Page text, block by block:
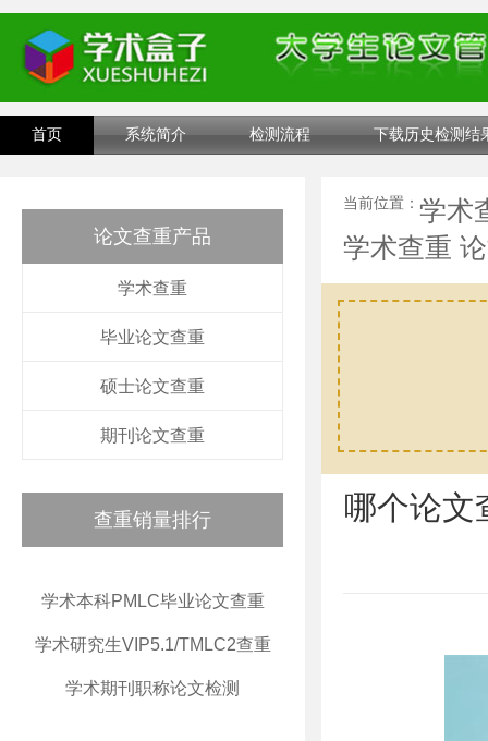
首页 系统简介 检测流程 下载历史检测结
论文查重产品
学术查重
毕业论文查重
硕士论文查重
期刊论文查重
查重销量排行
学术本科PMLC毕业论文查重
学术研究生VIP5.1/TMLC2查重
学术期刊职称论文检测
当前位置： 学术
学术查重
哪个论文